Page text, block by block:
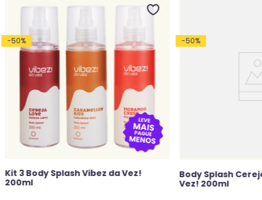
-50%
Kit 3 Body Splash Vibez da Vez!
200ml
-50%
Body Splash
Vez! 200ml